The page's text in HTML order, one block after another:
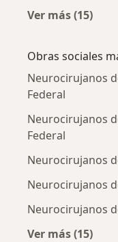
Ver más (15)
Obras sociales
Neurocirujanos
Federal
Neurocirujanos
Federal
Neurocirujanos
Neurocirujanos
Neurocirujanos
Ver más (15)